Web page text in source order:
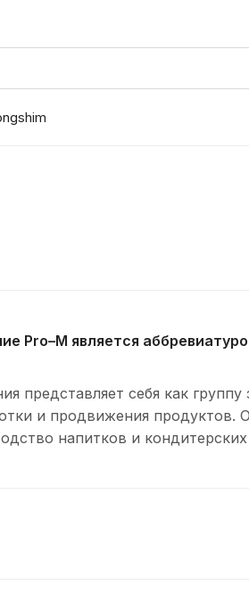
Pro–M является
представляет себя как
и продвижения продуктов.
напитков и